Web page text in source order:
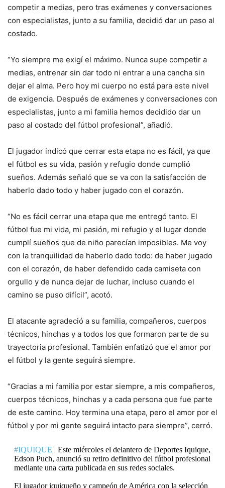
competir a medias, pero tras exámenes y conversaciones
con especialistas, junto a su familia, decidió dar un paso al
costado.
“Yo siempre me exigí el máximo. Nunca supe competir a
medias, entrenar sin dar todo ni entrar a una cancha sin
dejar el alma. Pero hoy mi cuerpo no está para este nivel
de exigencia. Después de exámenes y conversaciones con
especialistas, junto a mi familia hemos decidido dar un
paso al costado del fútbol profesional”, añadió.
El jugador indicó que cerrar esta etapa no es fácil, ya que
el fútbol es su vida, pasión y refugio donde cumplió
sueños. Además señaló que se va con la satisfacción de
haberlo dado todo y haber jugado con el corazón.
“No es fácil cerrar una etapa que me entregó tanto. El
fútbol fue mi vida, mi pasión, mi refugio y el lugar donde
cumplí sueños que de niño parecían imposibles. Me voy
con la tranquilidad de haberlo dado todo: de haber jugado
con el corazón, de haber defendido cada camiseta con
orgullo y de nunca dejar de luchar, incluso cuando el
camino se puso difícil”, acotó.
El atacante agradeció a su familia, compañeros, cuerpos
técnicos, hinchas y a todos los que formaron parte de su
trayectoria profesional. También enfatizó que el amor por
el fútbol y la gente seguirá siempre.
“Gracias a mi familia por estar siempre, a mis compañeros,
cuerpos técnicos, hinchas y a cada persona que fue parte
de este camino. Hoy termina una etapa, pero el amor por el
fútbol y por mi gente seguirá intacto para siempre”, cerró.
#IQUIQUE | Este miércoles el delantero de Deportes Iquique,
Edson Puch, anunció su retiro definitivo del fútbol profesional
mediante una carta publicada en sus redes sociales.
El jugador iquiqueño y campeón de América con la selección